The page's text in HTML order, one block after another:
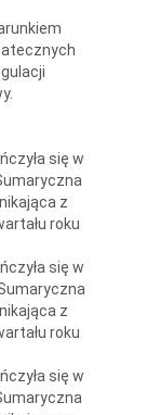
się w
z
roku
się w
Sumaryczna
z
roku
się w